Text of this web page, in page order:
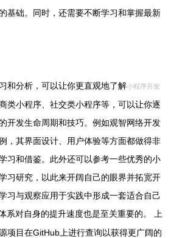
基础。同时，还需要不断学习和掌握最新
和分析，可以让你更直观地了解小程序开发
类小程序、社交类小程序等，可以让你逐
开发生命周期和技巧。例如观智网络开发
，其界面设计、用户体验等方面都做得非
习和借鉴。此外还可以参考一些优秀的小
习研究，以此来开阔自己的眼界并拓宽开
习与观察应用于实践中形成一套适合自己
系对自身的提升速度也是至关重要的。 上
项目在GitHub上进行查询以获得更广阔的